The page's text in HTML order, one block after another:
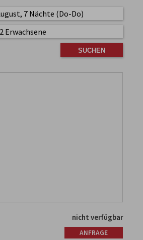
7 Nächte (Do-Do)
2 Erwachsene
nicht verfügbar
ANFRAGE